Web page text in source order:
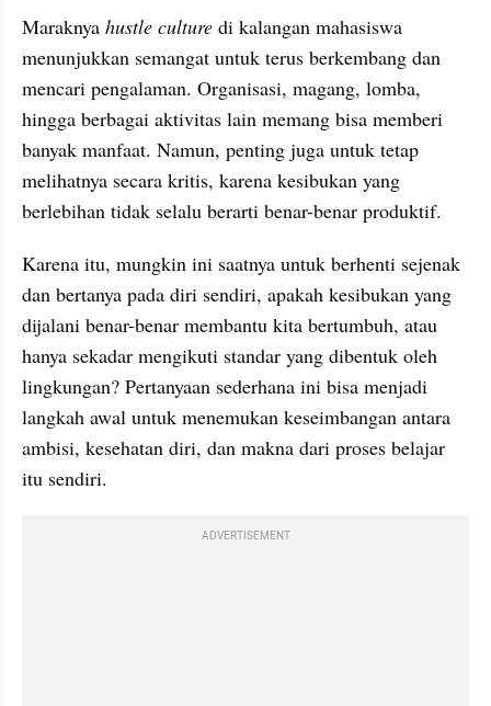
Maraknya hustle culture di kalangan mahasiswa
menunjukkan semangat untuk terus berkembang dan
mencari pengalaman. Organisasi, magang, lomba,
hingga berbagai aktivitas lain memang bisa memberi
banyak manfaat. Namun, penting juga untuk tetap
melihatnya secara kritis, karena kesibukan yang
berlebihan tidak selalu berarti benar-benar produktif.
Karena itu, mungkin ini saatnya untuk berhenti sejenak
dan bertanya pada diri sendiri, apakah kesibukan yang
dijalani benar-benar membantu kita bertumbuh, atau
hanya sekadar mengikuti standar yang dibentuk oleh
lingkungan? Pertanyaan sederhana ini bisa menjadi
langkah awal untuk menemukan keseimbangan antara
ambisi, kesehatan diri, dan makna dari proses belajar
itu sendiri.
ADVERTISEMENT